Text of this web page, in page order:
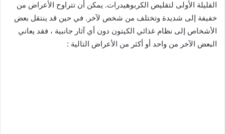
القليلة الأولى لتقليص الكربوهيدرات. يمكن أن تتراوح الأعراض من
خفيفة إلى شديدة وتختلف من شخص لآخر. في حين قد ينتقل بعض
الأشخاص إلى نظام غذائي الكيتون دون أي آثار جانبية ، فقد يعاني
البعض الآخر من واحد أو أكثر من الأعراض التالية :